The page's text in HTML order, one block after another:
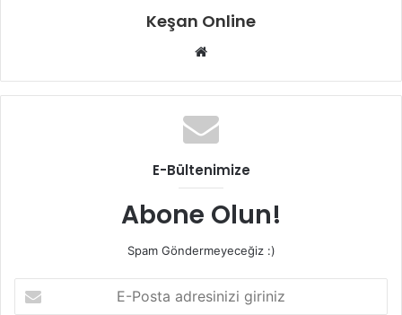
Keşan Online
Web
E-Bültenimize
Abone Olun!
Spam Göndermeyeceğiz :)
Posta